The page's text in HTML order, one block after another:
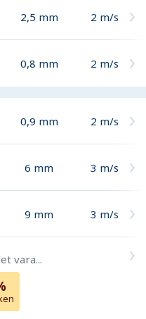
2,5 mm 2 m/s
0,8 mm 2 m/s
0,9 mm 2 m/s
6 mm 3 m/s
9 mm 3 m/s
vara...